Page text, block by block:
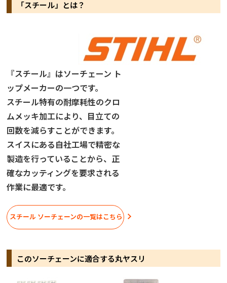
「スチール」とは？
『スチール』はソーチェーン ト
ップメーカーの一つです。
スチール特有の耐摩耗性のクロ
ムメッキ加工により、目立ての
回数を減らすことができます。
スイスにある自社工場で精密な
製造を行っていることから、正
確なカッティングを要求される
作業に最適です。
スチール ソーチェーンの一覧はこちら
このソーチェーンに適合する丸ヤスリ